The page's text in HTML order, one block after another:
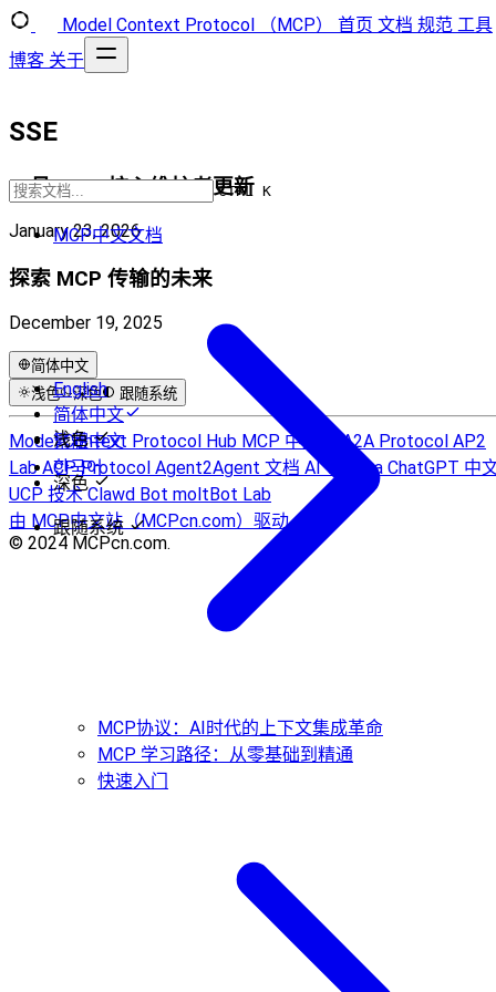
Model Context Protocol （MCP） 首页 文档 规范 工具
博客 关于
CTRL K
MCP中文文档
MCP协议：AI时代的上下文集成革命
MCP 学习路径：从零基础到精通
快速入门
SSE
一月 MCP 核心维护者更新
January 23, 2026
探索 MCP 传输的未来
December 19, 2025
简体中文
English
简体中文
繁體中文
한국어
浅色 深色 跟随系统
浅色
深色
跟随系统
Model Context Protocol Hub MCP 中文站 A2A Protocol AP2
LabACP Protocol Agent2Agent 文档 AI to Sora ChatGPT 中
UCP 技术Clawd Bot moltBot Lab
由 MCP中文站（MCPcn.com）驱动
© 2024 MCPcn.com.